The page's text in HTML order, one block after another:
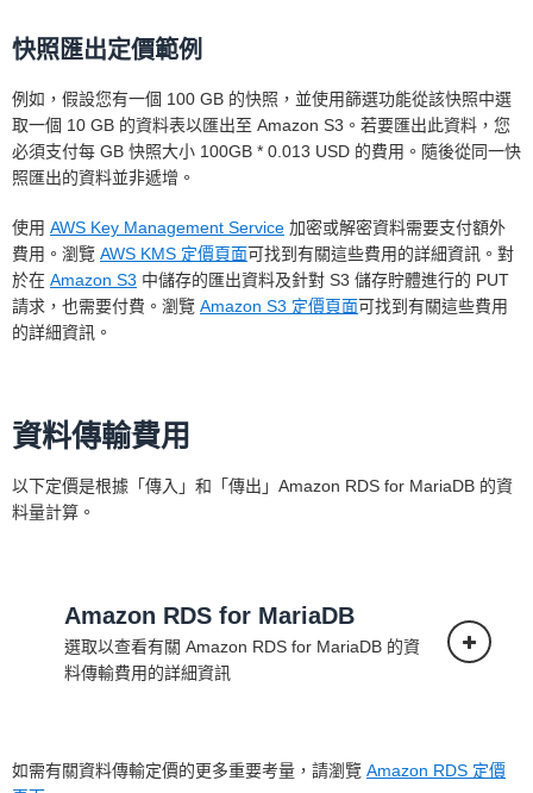
* 這是整個預留執行個體期間的平均每月費
用。如果按月計費的話，實際每月付款將等
於該月的實際小時數 x 每小時用量費率，或
小時使用費率等同於整個預留執行個體合約
有效期間的每月費用總平均值除以整個預留
執行個體合約有效期間的總小時數 (以一年
365 天計算)。
計算
快照匯出定價範例
例如，假設您有一個 100 GB 的快照，並使用篩選功能從該快照中選
取一個 10 GB 的資料表以匯出至 Amazon S3。若要匯出此資料，您
必須支付每 GB 快照大小 100GB * 0.013 USD 的費用。隨後從同一快
照匯出的資料並非遞增。
使用 AWS Key Management Service 加密或解密資料需要支付額外
費用。瀏覽 AWS KMS 定價頁面可找到有關這些費用的詳細資訊。對
於在 Amazon S3 中儲存的匯出資料及針對 S3 儲存貯體進行的 PUT
請求，也需要付費。瀏覽 Amazon S3 定價頁面可找到有關這些費用
的詳細資訊。
資料傳輸費用
以下定價是根據「傳入」和「傳出」Amazon RDS for MariaDB 的資
料量計算。
Amazon RDS for MariaDB
選取以查看有關 Amazon RDS for MariaDB 的資
料傳輸費用的詳細資訊
如需有關資料傳輸定價的更多重要考量，請瀏覽 Amazon RDS 定價